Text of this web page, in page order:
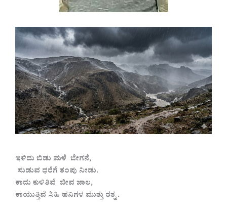
ಇಳಿದು ಬಿಡು ಮಳೆ ಬೇಗನೆ,
ಸುಡುವ ಧರೆಗೆ ತಂಪು ನೀಡು.
ಕಾದು ಕುಳಿತಿವೆ ಜೀವ ಜಾಲ,
ಕಾಯುತ್ತಿವೆ ಸಿಹಿ ಹನಿಗಳ ಮುತ್ತು ರತ್ನ .